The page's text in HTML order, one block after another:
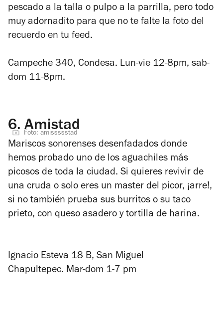
pescado a la talla o pulpo a la parrilla, pero todo
muy adornadito para que no te falte la foto del
recuerdo en tu feed.
Campeche 340, Condesa. Lun-vie 12-8pm, sab-
dom 11-8pm.
6. Amistad
Foto: amissssstad
Mariscos sonorenses desenfadados donde
hemos probado uno de los aguachiles más
picosos de toda la ciudad. Si quieres revivir de
una cruda o solo eres un master del picor, ¡arre!,
si no también prueba sus burritos o su taco
prieto, con queso asadero y tortilla de harina.
Ignacio Esteva 18 B, San Miguel
Chapultepec. Mar-dom 1-7 pm